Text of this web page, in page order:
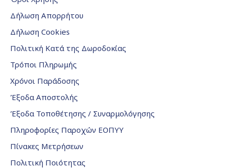
Δήλωση Απορρήτου
Δήλωση Cookies
Πολιτική Κατά της Δωροδοκίας
Τρόποι Πληρωμής
Χρόνοι Παράδοσης
Έξοδα Αποστολής
Έξοδα Τοποθέτησης / Συναρμολόγησης
Πληροφορίες Παροχών ΕΟΠΥΥ
Πίνακες Μετρήσεων
Πολιτική Ποιότητας